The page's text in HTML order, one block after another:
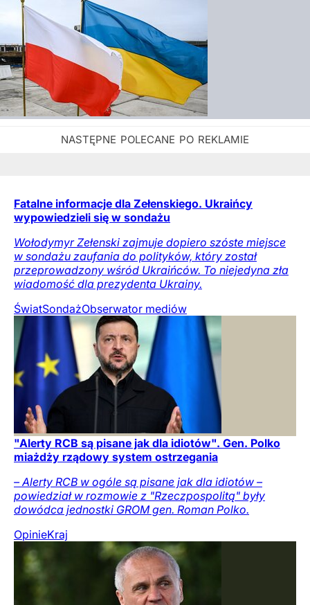
Fatalne informacje dla Zełenskiego. Ukraińcy
wypowiedzieli się w sondażu
Wołodymyr Zełenski zajmuje dopiero szóste miejsce
w sondażu zaufania do polityków, który został
przeprowadzony wśród Ukraińców. To niejedyna zła
wiadomość dla prezydenta Ukrainy.
ŚwiatSondażObserwator mediów
"Alerty RCB są pisane jak dla idiotów". Gen. Polko
miażdży rządowy system ostrzegania
– Alerty RCB w ogóle są pisane jak dla idiotów –
powiedział w rozmowie z "Rzeczpospolitą" były
dowódca jednostki GROM gen. Roman Polko.
OpinieKraj